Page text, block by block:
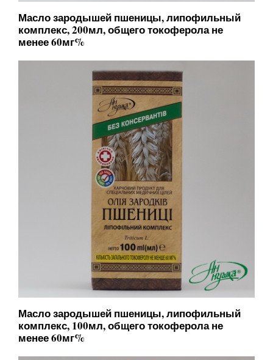
Масло зародышей пшеницы, липофильный
комплекс, 200мл, общего токоферола не
менее 60мг%
Масло зародышей пшеницы, липофильный
комплекс, 100мл, общего токоферола не
менее 60мг%